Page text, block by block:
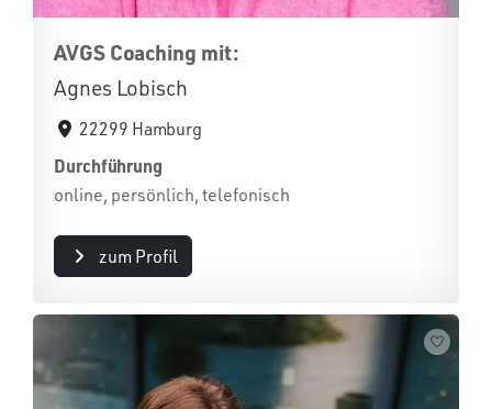
AVGS Coaching mit:
Agnes Lobisch
22299 Hamburg
Durchführung
online, persönlich, telefonisch
zum Profil